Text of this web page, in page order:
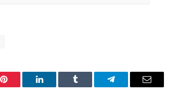
Pinterest LinkedIn Tumblr Telegram Email